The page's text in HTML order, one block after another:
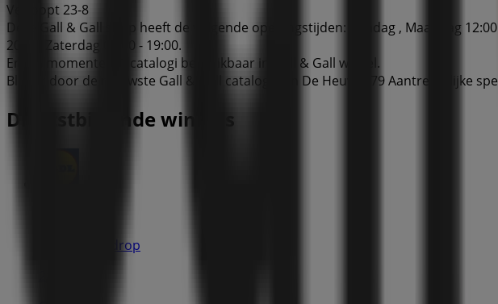
Verloopt 23-8
Deze Gall & Gall shop heeft de volgende openingstijden: Zondag , Maandag
20:00, Zaterdag 09:00 - 19:00.
Er zijn momenteel 1 catalogi beschikbaar in Gall & Gall winkel.
Blader door de nieuwste Gall & Gall catalogus in De Heuvel, 79 Aantrekkelijke
Dichtstbijzijnde winkels
Wede 2, Geldrop